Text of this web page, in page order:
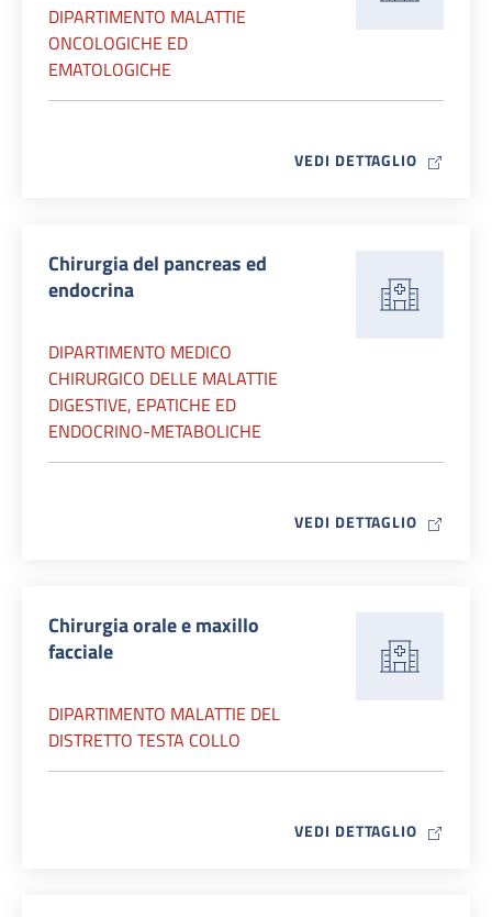
DIPARTIMENTO MALATTIE
ONCOLOGICHE ED
EMATOLOGICHE
VEDI DETTAGLIO MAP ICON
Chirurgia del pancreas ed
endocrina
DIPARTIMENTO MEDICO
CHIRURGICO DELLE MALATTIE
DIGESTIVE, EPATICHE ED
ENDOCRINO-METABOLICHE
VEDI DETTAGLIO MAP ICON
Chirurgia orale e maxillo
facciale
DIPARTIMENTO MALATTIE DEL
DISTRETTO TESTA COLLO
VEDI DETTAGLIO MAP ICON